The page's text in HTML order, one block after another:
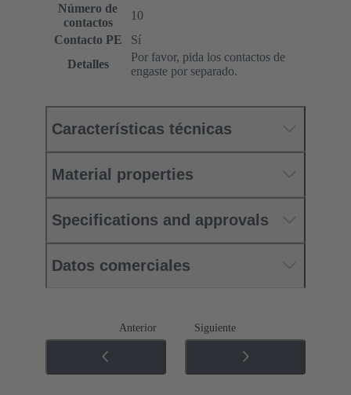
Número de
contactos
10
Contacto PE
Sí
Detalles
Por favor, pida los contactos de
engaste por separado.
Características técnicas
Material properties
Specifications and approvals
Datos comerciales
Anterior Siguiente